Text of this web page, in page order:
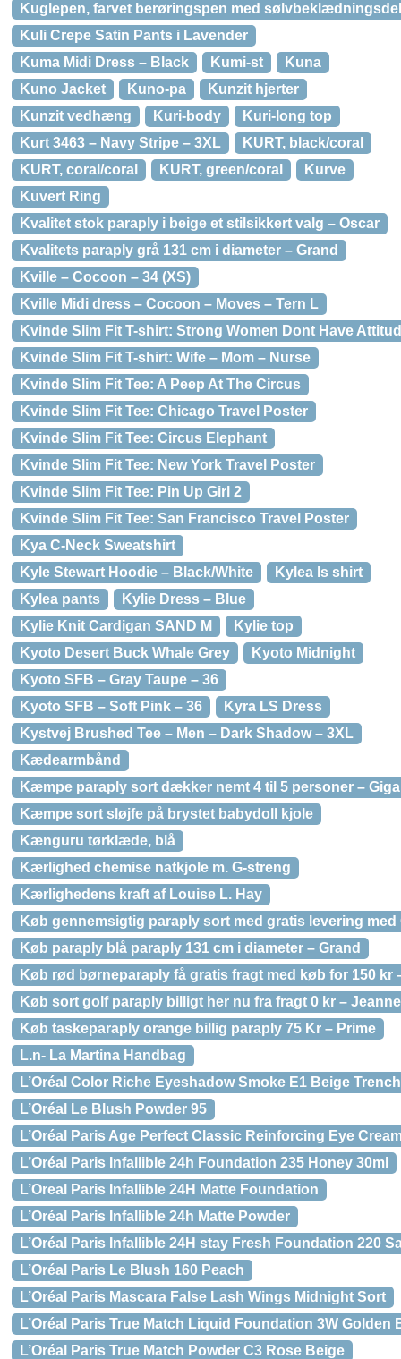
Kuglepen, farvet berøringspen med
Kuli Crepe Satin Pants i Lavender
Kuma Midi Dress – Black
Kumi-st
Kuna
Kuno Jacket
Kuno-pa
Kunzit hjerter
Kunzit vedhæng
Kuri-body
Kuri-long top
Kurt 3463 – Navy Stripe – 3XL
KURT, black/coral
KURT, coral/coral
KURT, green/coral
Kurve
Kuvert Ring
Kvalitet stok paraply i beige et stilsikkert valg – Oscar
Kvalitets paraply grå 131 cm i diameter – Grand
Kville – Cocoon – 34 (XS)
Kville Midi dress – Cocoon – Moves – Tern L
Kvinde Slim Fit T-shirt: Strong Women Dont Have
Kvinde Slim Fit T-shirt: Wife – Mom – Nurse
Kvinde Slim Fit Tee: A Peep At The Circus
Kvinde Slim Fit Tee: Chicago Travel Poster
Kvinde Slim Fit Tee: Circus Elephant
Kvinde Slim Fit Tee: New York Travel Poster
Kvinde Slim Fit Tee: Pin Up Girl 2
Kvinde Slim Fit Tee: San Francisco Travel Poster
Kya C-Neck Sweatshirt
Kyle Stewart Hoodie – Black/White
Kylea ls shirt
Kylea pants
Kylie Dress – Blue
Kylie Knit Cardigan SAND M
Kylie top
Kyoto Desert Buck Whale Grey
Kyoto Midnight
Kyoto SFB – Gray Taupe – 36
Kyoto SFB – Soft Pink – 36
Kyra LS Dress
Kystvej Brushed Tee – Men – Dark Shadow – 3XL
Kædearmbånd
Kæmpe paraply sort dækker nemt 4 til 5 personer –
Kæmpe sort sløjfe på brystet babydoll kjole
Kænguru tørklæde, blå
Kærlighed chemise natkjole m. G-streng
Kærlighedens kraft af Louise L. Hay
Køb gennemsigtig paraply sort med gratis levering med
Køb paraply blå paraply 131 cm i diameter – Grand
Køb rød børneparaply få gratis fragt med køb for 150 kr
Køb sort golf paraply billigt her nu fra fragt 0 kr –
Køb taskeparaply orange billig paraply 75 Kr – Prime
L.n- La Martina Handbag
L’Oréal Color Riche Eyeshadow Smoke E1 Beige Trench
L’Oréal Le Blush Powder 95
L’Oréal Paris Age Perfect Classic Reinforcing Eye
L’Oréal Paris Infallible 24h Foundation 235 Honey 30ml
L’Oreal Paris Infallible 24H Matte Foundation
L’Oréal Paris Infallible 24h Matte Powder
L’Oréal Paris Infallible 24H stay Fresh Foundation 220
L’Oréal Paris Le Blush 160 Peach
L’Oréal Paris Mascara False Lash Wings Midnight Sort
L’Oréal Paris True Match Liquid Foundation 3W Golden
L’Oréal Paris True Match Powder C3 Rose Beige